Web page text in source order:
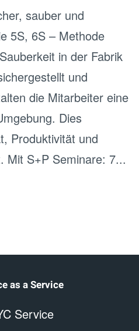
sauber und
5S, 6S – Methode
in der Fabrik
und
die Mitarbeiter eine
Dies
Produktivität und
Mit S+P Seminare: 7...
as a Service
Service